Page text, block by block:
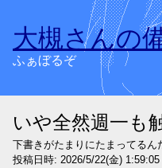
大槻さんの
ふぁぼるぞ
いや全然週一も
下書きがたまりにたまってるん
投稿日時: 2026/5/22(金) 1:59:05